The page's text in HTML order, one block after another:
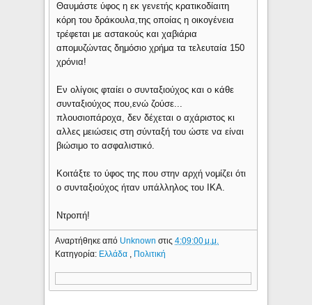
Θαυμάστε ύφος η εκ γενετής κρατικοδίαιτη
κόρη του δράκουλα,της οποίας η οικογένεια
τρέφεται με αστακούς και χαβιάρια
απομυζώντας δημόσιο χρήμα τα τελευταία 150
χρόνια!
Εν ολίγοις φταίει ο συνταξιούχος και ο κάθε
συνταξιούχος που,ενώ ζούσε...
πλουσιοπάροχα, δεν δέχεται ο αχάριστος κι
αλλες μειώσεις στη σύνταξή του ώστε να είναι
βιώσιμο το ασφαλιστικό.
Κοιτάξτε το ύφος της που στην αρχή νομίζει ότι
ο συνταξιούχος ήταν υπάλληλος του ΙΚΑ.
Ντροπή!
Αναρτήθηκε από Unknownστις4:09:00 μ.μ.
Κατηγορία: Ελλάδα Πολιτική